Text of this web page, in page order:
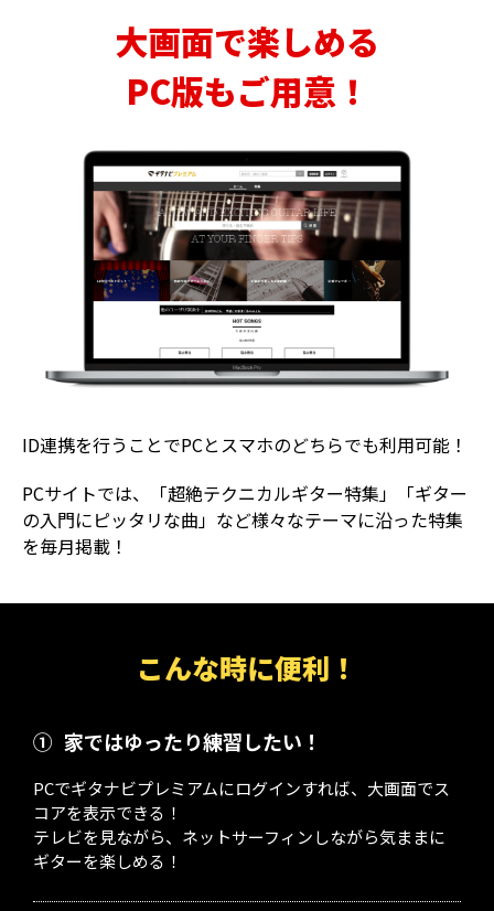
大画面で楽しめる
PC版もご用意！
ID連携を行うことでPCとスマホのどちらでも利用可能！
PCサイトでは、「超絶テクニカルギター特集」「ギター
の入門にピッタリな曲」など様々なテーマに沿った特集
を毎月掲載！
こんな時に便利！
① 家ではゆったり練習したい！
PCでギタナビプレミアムにログインすれば、大画面でス
コアを表示できる！
テレビを見ながら、ネットサーフィンしながら気ままに
ギターを楽しめる！